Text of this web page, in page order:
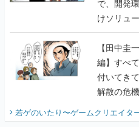
で、開発
けソリュ
に行って
【田中圭
編】すべ
付いてき
解散の危
『少年ジ
若ゲのいたり〜ゲームクリエイタ